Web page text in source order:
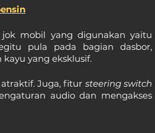
mobil yang digunakan yaitu
pula pada bagian dasbor,
kayu yang eksklusif.
Juga, fitur
audio dan mengakses